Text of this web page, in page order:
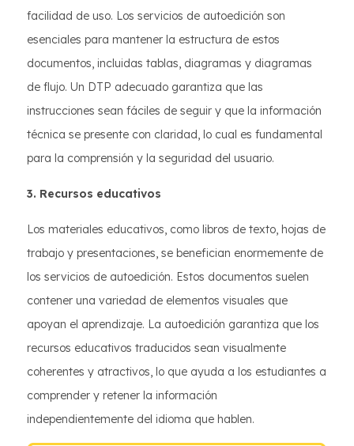
facilidad de uso. Los servicios de autoedición son
esenciales para mantener la estructura de estos
documentos, incluidas tablas, diagramas y diagramas
de flujo. Un DTP adecuado garantiza que las
instrucciones sean fáciles de seguir y que la información
técnica se presente con claridad, lo cual es fundamental
para la comprensión y la seguridad del usuario.
3. Recursos educativos
Los materiales educativos, como libros de texto, hojas de
trabajo y presentaciones, se benefician enormemente de
los servicios de autoedición. Estos documentos suelen
contener una variedad de elementos visuales que
apoyan el aprendizaje. La autoedición garantiza que los
recursos educativos traducidos sean visualmente
coherentes y atractivos, lo que ayuda a los estudiantes a
comprender y retener la información
independientemente del idioma que hablen.